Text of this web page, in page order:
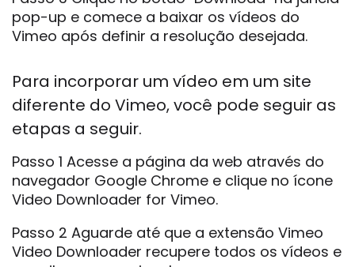
pop-up e comece a baixar os vídeos do
Vimeo após definir a resolução desejada.
Para incorporar um vídeo em um site
diferente do Vimeo, você pode seguir as
etapas a seguir.
Passo 1 Acesse a página da web através do
navegador Google Chrome e clique no ícone
Video Downloader for Vimeo.
Passo 2 Aguarde até que a extensão Vimeo
Video Downloader recupere todos os vídeos e